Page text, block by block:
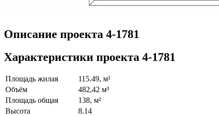
Описание проекта 4-1781
Характеристики проекта 4-1781
Площадь жилая
115.49, м²
Объём
482,42 м³
Площадь общая
138, м²
Высота
8.14